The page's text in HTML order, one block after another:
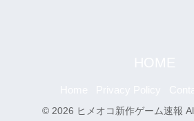
© 2026 ヒメオコ新作ゲーム速報